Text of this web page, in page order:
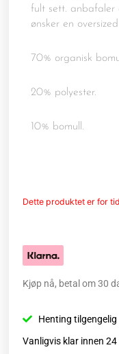
fult sett. anbafaler
ønsker en
70% organisk
20% polyester.
10% bomull.
Dette produktet er for
Kjøp nå, betal om 30
Henting tilgengelig
Vanligvis klar innen